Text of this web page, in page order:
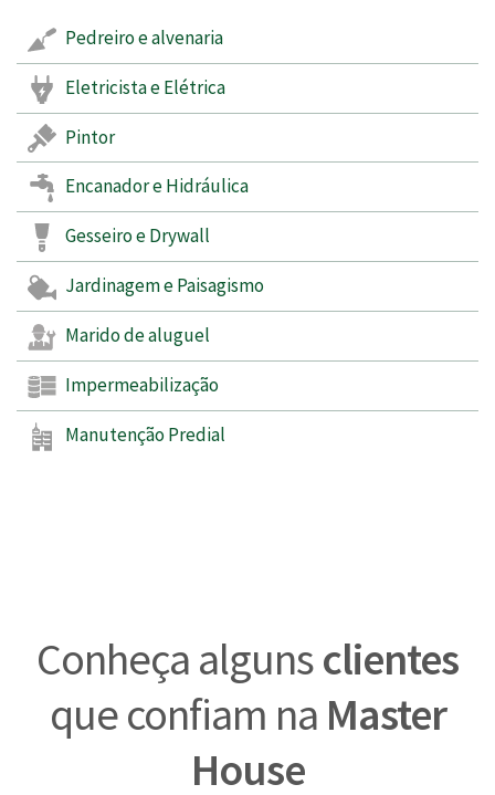
Pedreiro e alvenaria
Eletricista e Elétrica
Pintor
Encanador e Hidráulica
Gesseiro e Drywall
Jardinagem e Paisagismo
Marido de aluguel
Impermeabilização
Manutenção Predial
Conheça algunsclientes
que confiam na Master
House